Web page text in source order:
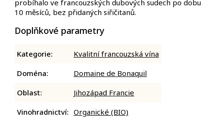
probíhalo ve francouzských dubových sudech po dobu
10 měsíců, bez přidaných siřičitanů.
Doplňkové parametry
Kategorie:
Kvalitní francouzská vína
Doména:
Domaine de Bonaquil
Oblast:
Jihozápad Francie
Vinohradnictví: Organické (BIO)